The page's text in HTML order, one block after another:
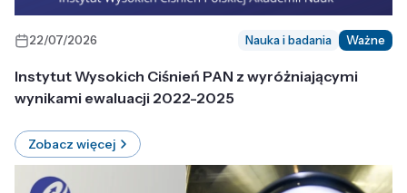
22/07/2026 Nauka i badania Ważne
Instytut Wysokich Ciśnień PAN z wyróżniającymi
wynikami ewaluacji 2022-2025
Zobacz więcej